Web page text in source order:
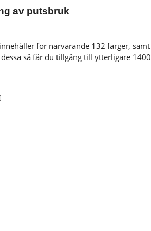
av putsbruk
för närvarande 132 färger,
så får du tillgång till ytterligare